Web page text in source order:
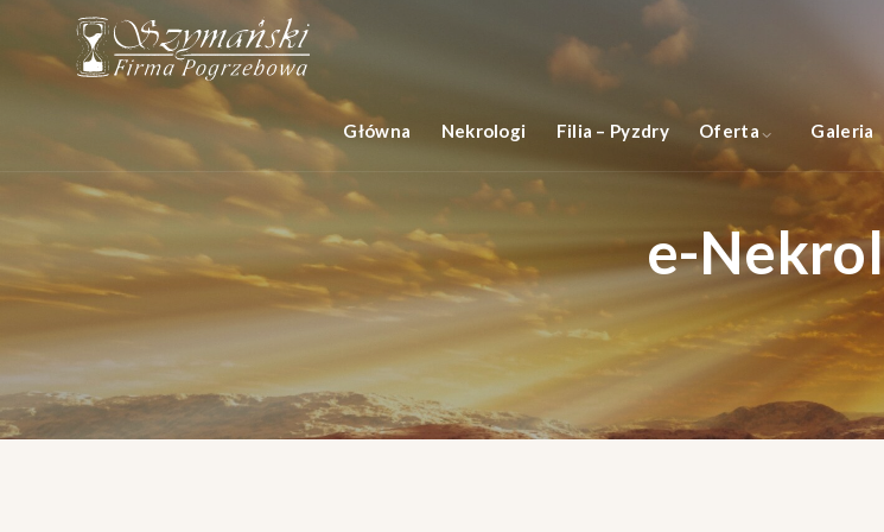
Główna Nekrologi Filia – Pyzdry Oferta Galeria
e-